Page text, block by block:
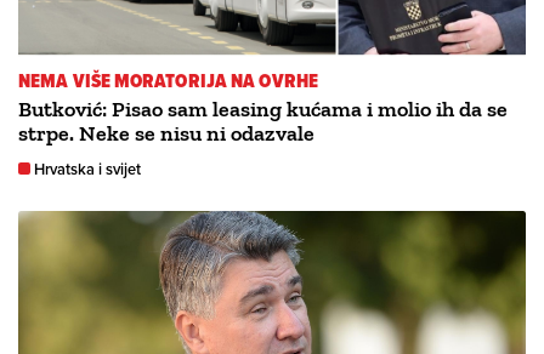
NEMA VIŠE MORATORIJA NA OVRHE
Butković: Pisao sam leasing kućama i molio ih da se
strpe. Neke se nisu ni odazvale
Hrvatska i svijet